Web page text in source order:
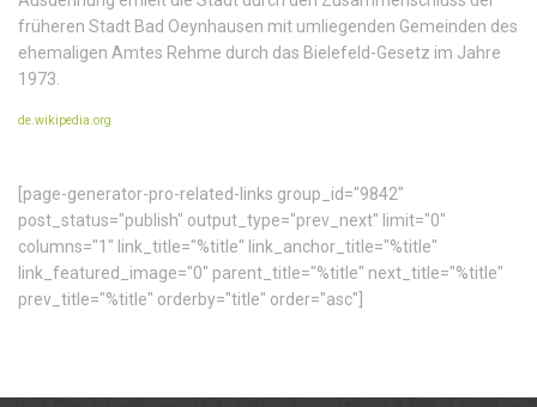
früheren Stadt Bad Oeynhausen mit umliegenden Gemeinden des
ehemaligen Amtes Rehme durch das Bielefeld-Gesetz im Jahre
1973.
de.wikipedia.org
[page-generator-pro-related-links group_id="9842"
post_status="publish" output_type="prev_next" limit="0"
columns="1" link_title="%title" link_anchor_title="%title"
link_featured_image="0" parent_title="%title" next_title="%title"
prev_title="%title" orderby="title" order="asc"]